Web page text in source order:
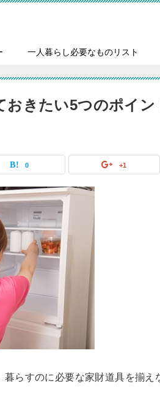
一人暮らし必要なものリスト
おきたい5つのポイン
0 +1
らすのに必要な家財道具を揃え